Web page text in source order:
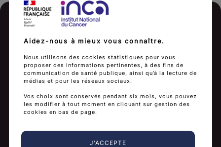
Accéder à l'espace
dépistage du cancer du
col de l'utérus
Voir plus
Aidez-nous à mieux vous connaître.
Nous utilisons des cookies statistiques pour vous
proposer des informations pertinentes, à des fins de
communication de santé publique, ainsi qu’à la lecture de
médias et pour les réseaux sociaux.
Vos choix sont conservés pendant six mois, vous pouvez
les modifier à tout moment en cliquant sur gestion des
cookies en bas de page.
J'ACCEPTE